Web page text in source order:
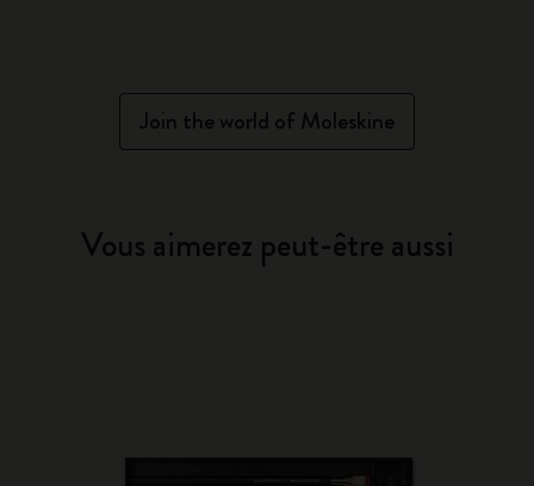
Join the world of Moleskine
Vous aimerez peut-être aussi